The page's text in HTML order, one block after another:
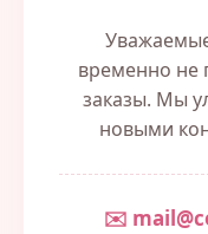
временно не
заказы. Мы
новыми
✉️